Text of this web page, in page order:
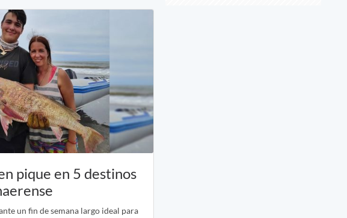
pique en 5 destinos
un fin de semana largo ideal para